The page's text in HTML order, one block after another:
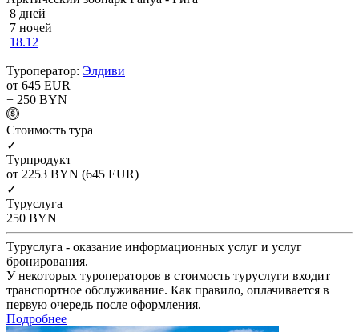
8 дней
7 ночей
18.12
Туроператор: Элдиви
от 645 EUR
+ 250 BYN
Cтоимость тура
✓
Турпродукт
от 2253 BYN (645 EUR)
✓
Туруслуга
250 BYN
Туруслуга - оказание информационных услуг и услуг
бронирования.
У некоторых туроператоров в стоимость туруслуги входит
транспортное обслуживание. Как правило, оплачивается в
первую очередь после оформления.
Подробнее